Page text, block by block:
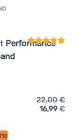
Performance
Performance
Vergleich 'Stirnband
22,00€
16,99 €